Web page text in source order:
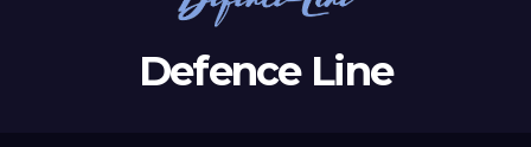
Defence Line